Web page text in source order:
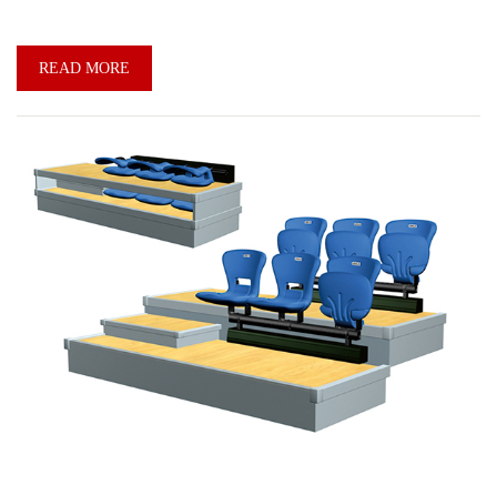
READ MORE